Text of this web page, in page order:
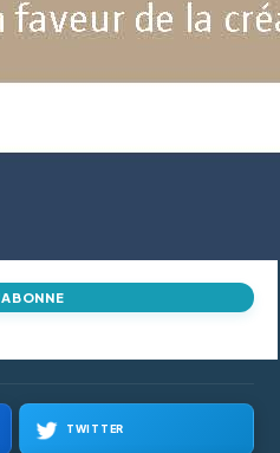
TWITTER